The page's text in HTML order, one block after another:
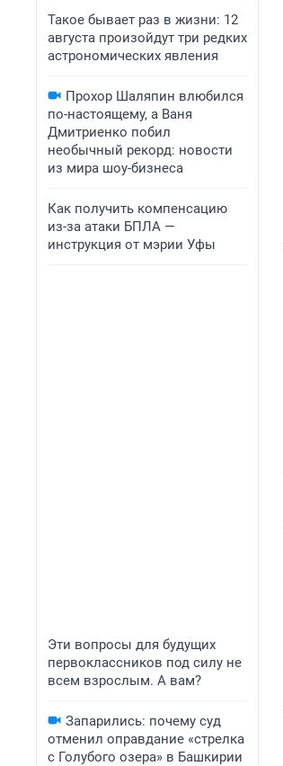
Такое бывает раз в жизни: 12
августа произойдут три редких
астрономических явления
Прохор Шаляпин влюбился
по-настоящему, а Ваня
Дмитриенко побил
необычный рекорд: новости
из мира шоу-бизнеса
Как получить компенсацию
из-за атаки БПЛА —
инструкция от мэрии Уфы
Эти вопросы для будущих
первоклассников под силу не
всем взрослым. А вам?
Запарились: почему суд
отменил оправдание «стрелка
с Голубого озера» в Башкирии